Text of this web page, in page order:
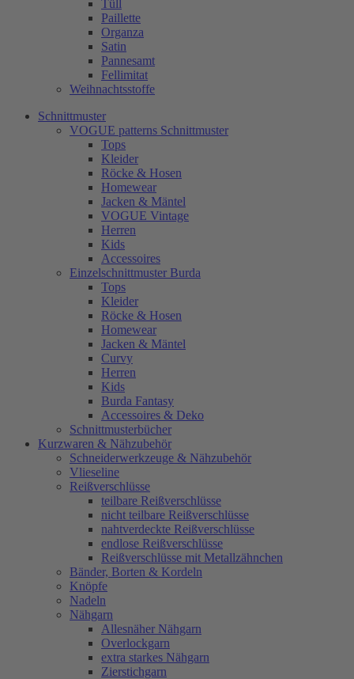
Tüll
Paillette
Organza
Satin
Pannesamt
Fellimitat
Weihnachtsstoffe
Schnittmuster
VOGUE patterns Schnittmuster
Tops
Kleider
Röcke & Hosen
Homewear
Jacken & Mäntel
VOGUE Vintage
Herren
Kids
Accessoires
Einzelschnittmuster Burda
Tops
Kleider
Röcke & Hosen
Homewear
Jacken & Mäntel
Curvy
Herren
Kids
Burda Fantasy
Accessoires & Deko
Schnittmusterbücher
Kurzwaren & Nähzubehör
Schneiderwerkzeuge & Nähzubehör
Vlieseline
Reißverschlüsse
teilbare Reißverschlüsse
nicht teilbare Reißverschlüsse
nahtverdeckte Reißverschlüsse
endlose Reißverschlüsse
Reißverschlüsse mit Metallzähnchen
Bänder, Borten & Kordeln
Knöpfe
Nadeln
Nähgarn
Allesnäher Nähgarn
Overlockgarn
extra starkes Nähgarn
Zierstichgarn